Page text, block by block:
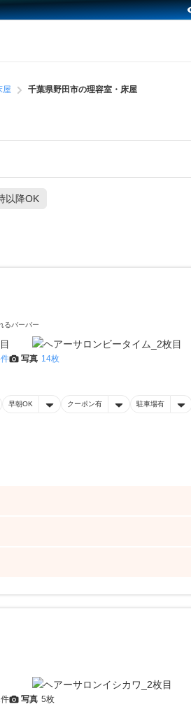
屋 千葉県野田市の理容室・床屋
以降OK
るバーバー
写真 14枚
早朝OK クーポン有 駐車場有
写真 5枚